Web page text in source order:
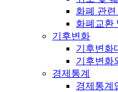
화폐 관련
화폐교환
기후변화
기후변화
기후변화
경제통계
경제통계